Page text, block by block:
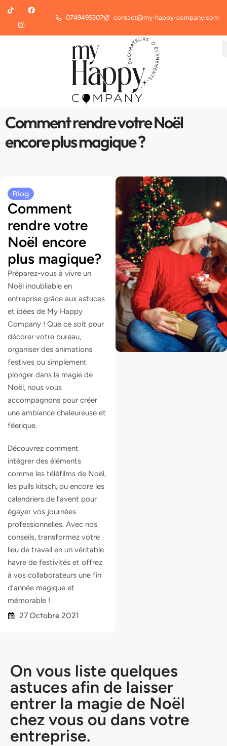
0749495307 contact@my-happy-company.com
Comment rendre votre Noël
encore plus magique ?
Blog
Comment
rendre votre
Noël encore
plus magique?
Préparez-vous à vivre un
Noël inoubliable en
entreprise grâce aux astuces
et idées de My Happy
Company ! Que ce soit pour
décorer votre bureau,
organiser des animations
festives ou simplement
plonger dans la magie de
Noël, nous vous
accompagnons pour créer
une ambiance chaleureuse et
féerique.
Découvrez comment
intégrer des éléments
comme les téléfilms de Noël,
les pulls kitsch, ou encore les
calendriers de l’avent pour
égayer vos journées
professionnelles. Avec nos
conseils, transformez votre
lieu de travail en un véritable
havre de festivités et offrez
à vos collaborateurs une fin
d’année magique et
mémorable !
27 Octobre 2021
On vous liste quelques
astuces afin de laisser
entrer la magie de Noël
chez vous ou dans votre
entreprise.